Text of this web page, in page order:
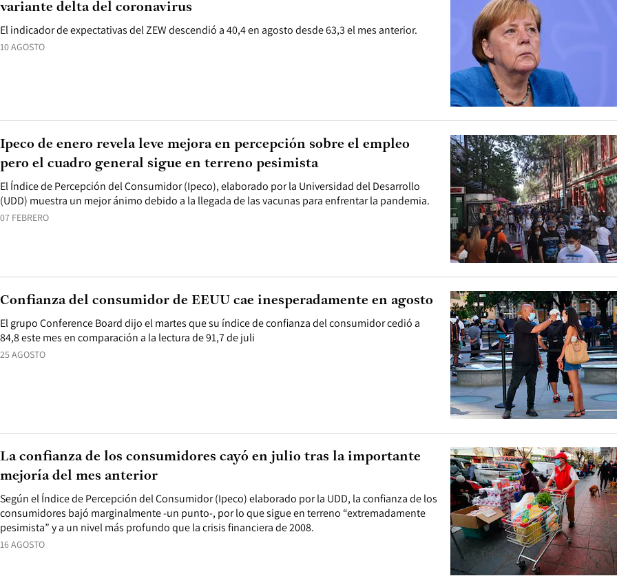
10 AGOSTO
El indicador de expectativas del ZEW descendió a 40,4 en agosto desde 63,3 el mes anterior.
variante delta del coronavirus
07 FEBRERO
El Índice de Percepción del Consumidor (Ipeco), elaborado por la Universidad del Desarrollo
(UDD) muestra un mejor ánimo debido a la llegada de las vacunas para enfrentar la pandemia.
Ipeco de enero revela leve mejora en percepción sobre el empleo
pero el cuadro general sigue en terreno pesimista
25 AGOSTO
El grupo Conference Board dijo el martes que su índice de confianza del consumidor cedió a
84,8 este mes en comparación a la lectura de 91,7 de juli
Confianza del consumidor de EEUU cae inesperadamente en agosto
16 AGOSTO
Según el Índice de Percepción del Consumidor (Ipeco) elaborado por la UDD, la confianza de los
consumidores bajó marginalmente -un punto-, por lo que sigue en terreno “extremadamente
pesimista” y a un nivel más profundo que la crisis financiera de 2008.
La confianza de los consumidores cayó en julio tras la importante
mejoría del mes anterior